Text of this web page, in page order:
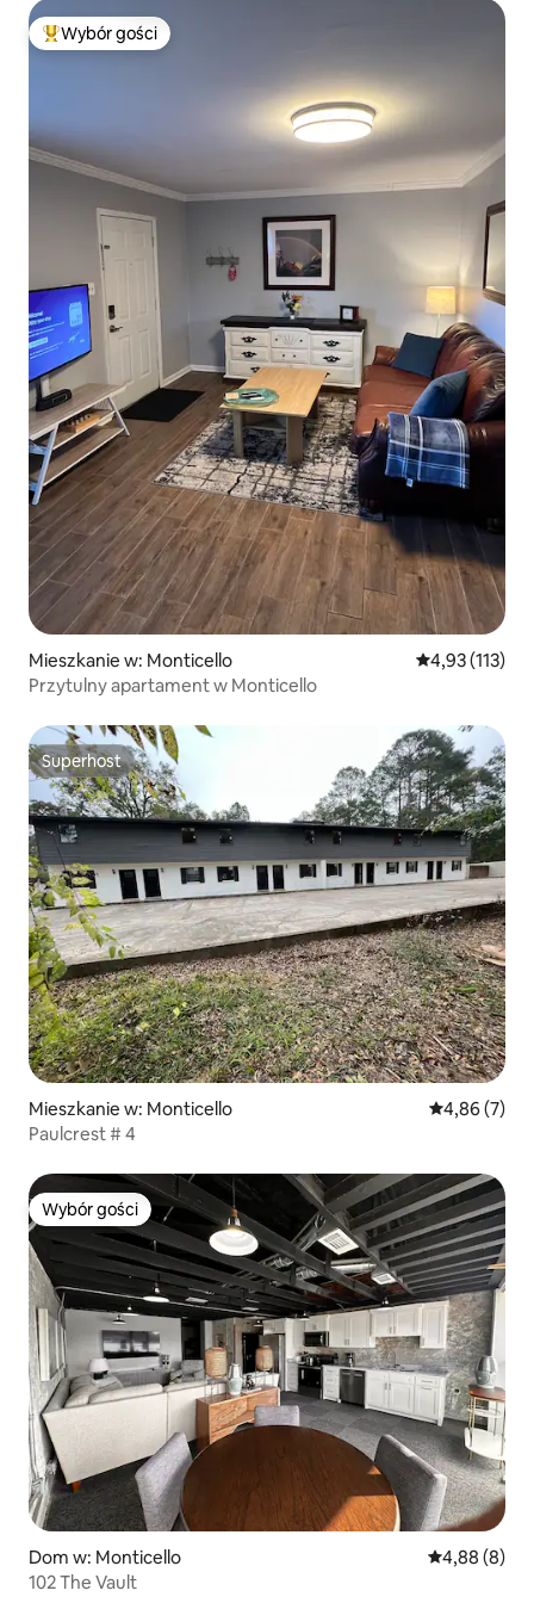
Najpopularniejsze z kategorii Wybór gości
Wybór gości
Mieszkanie w: Monticello Średnia
4,93 (113)
Przytulny apartament w Monticello
Superhost
Superhost
Mieszkanie w: Monticello Średnia
4,86 (7)
Paulcrest # 4
Wybór gości
Wybór gości
Dom w: Monticello Średnia
4,88 (8)
102 The Vault